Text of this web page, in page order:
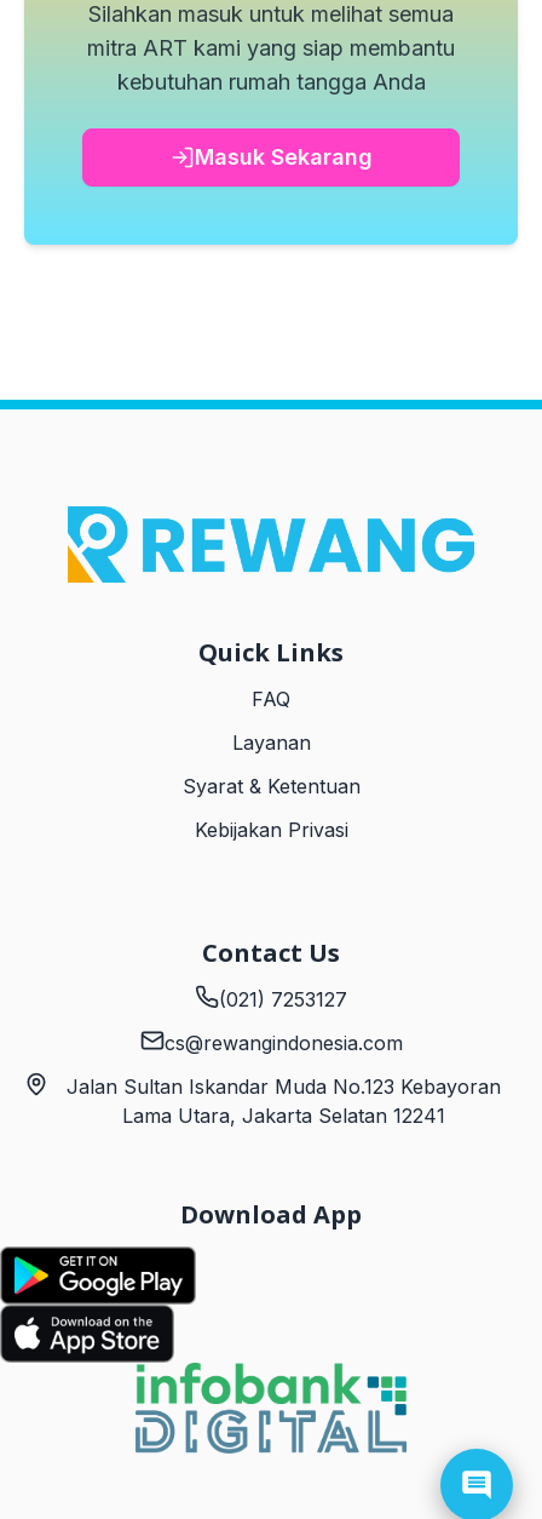
Silahkan masuk untuk melihat semua
mitra ART kami yang siap membantu
kebutuhan rumah tangga Anda
Masuk Sekarang
Quick Links
FAQ
Layanan
Syarat & Ketentuan
Kebijakan Privasi
Contact Us
(021) 7253127
cs@rewangindonesia.com
Jalan Sultan Iskandar Muda No.123 Kebayoran
Lama Utara, Jakarta Selatan 12241
Download App